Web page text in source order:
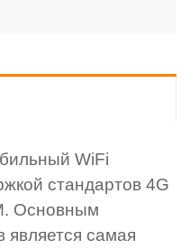
WiFi
стандартов 4G
Основным
является самая